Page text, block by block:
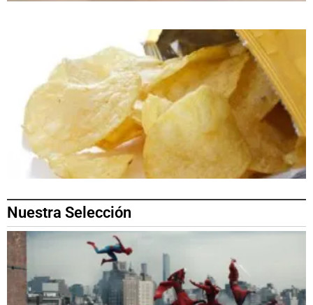
Nuestra Selección